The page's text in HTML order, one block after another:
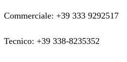
Commerciale: +39 333 9292517
Tecnico: +39 338-8235352